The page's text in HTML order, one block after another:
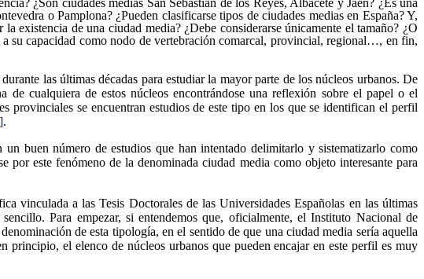
¿Son ciudades medias San Sebastián de los Reyes, Albacete y Jaén? ¿Es una
o Pamplona? ¿Pueden clasificarse tipos de ciudades medias en España? Y,
existencia de una ciudad media? ¿Debe considerarse únicamente el tamaño? ¿O
su capacidad como nodo de vertebración comarcal, provincial, regional…, en fin,
las últimas décadas para estudiar la mayor parte de los núcleos urbanos. De
cualquiera de estos núcleos encontrándose una reflexión sobre el papel o el
provinciales se encuentran estudios de este tipo en los que se identifican el perfil
.
buen número de estudios que han intentado delimitarlo y sistematizarlo como
este fenómeno de la denominada ciudad media como objeto interesante para
vinculada a las Tesis Doctorales de las Universidades Españolas en las últimas
Para empezar, si entendemos que, oficialmente, el Instituto Nacional de
de esta tipología, en el sentido de que una ciudad media sería aquella
principio, el elenco de núcleos urbanos que pueden encajar en este perfil es muy